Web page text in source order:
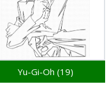
Yu-Gi-Oh (19)